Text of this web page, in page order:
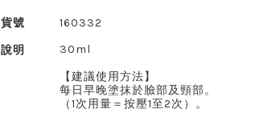
貨號
160332
說明
30ml
【建議使用方法】
每日早晚塗抹於臉部及頸部。
（1次用量＝按壓1至2次）。